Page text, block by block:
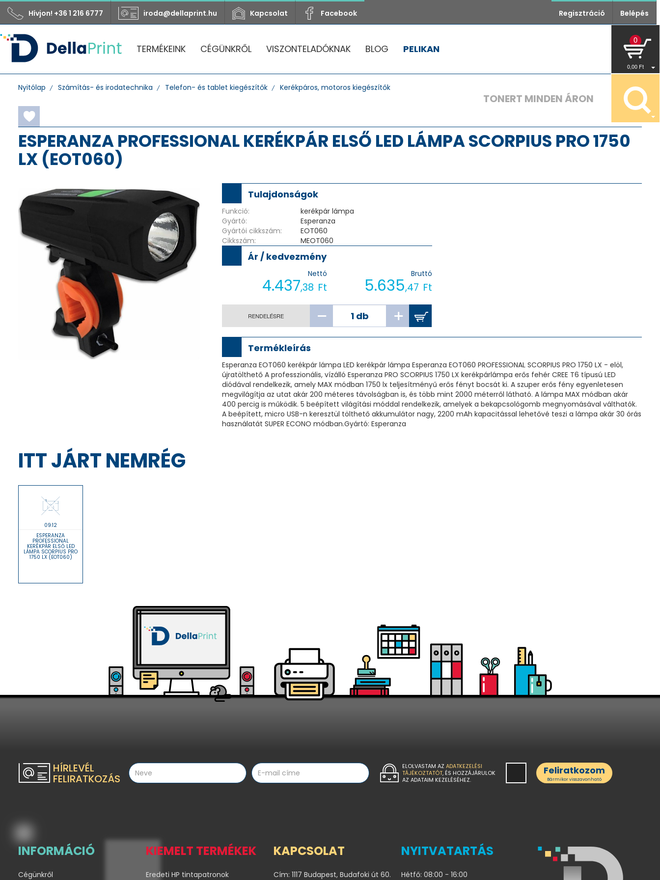
Hívjon! +36 1 216 6777 iroda@dellaprint.hu Kapcsolat Facebook Regisztráció Belépés
TERMÉKEINK CÉGÜNKRŐL VISZONTELADÓKNAK BLOG PELIKAN
0
0,00 Ft
TONERT MINDEN ÁRON
Nyitólap Számítás- és irodatechnika Telefon- és tablet kiegészítők Kerékpáros, motoros kiegészítők
ESPERANZA PROFESSIONAL KERÉKPÁR ELSŐ LED LÁMPA SCORPIUS PRO 1750
LX (EOT060)
Tulajdonságok
Funkció:
kerékpár lámpa
Gyártó:
Esperanza
Gyártói cikkszám:
EOT060
Cikkszám:
MEOT060
Ár / kedvezmény
Nettó
4.437,38 Ft
Bruttó
5.635,47 Ft
RENDELÉSRE
Termékleírás
Esperanza EOT060 kerékpár lámpa LED kerékpár lámpa Esperanza EOT060 PROFESSIONAL SCORPIUS PRO 1750 LX - elöl,
újratölthető A professzionális, vízálló Esperanza PRO SCORPIUS 1750 LX kerékpárlámpa erős fehér CREE T6 típusú LED
diódával rendelkezik, amely MAX módban 1750 lx teljesítményű erős fényt bocsát ki. A szuper erős fény egyenletesen
megvilágítja az utat akár 200 méteres távolságban is, és több mint 2000 méterről látható. A lámpa MAX módban akár
400 percig is működik. 5 beépített világítási móddal rendelkezik, amelyek a bekapcsológomb megnyomásával válthatók.
A beépített, micro USB-n keresztül tölthető akkumulátor nagy, 2200 mAh kapacitással lehetővé teszi a lámpa akár 30 órás
használatát SUPER ECONO módban.Gyártó: Esperanza
ITT JÁRT NEMRÉG
09:12
ESPERANZA
PROFESSIONAL
KERÉKPÁR ELSŐ LED
LÁMPA SCORPIUS PRO
1750 LX (EOT060)
HÍRLEVÉL
FELIRATKOZÁS
ELOLVASTAM AZ ADATKEZELÉSI
TÁJÉKOZTATÓT, ÉS HOZZÁJÁRULOK
AZ ADATAIM KEZELÉSÉHEZ.
Feliratkozom
Bármikor visszavonható
INFORMÁCIÓ
Cégünkről
KIEMELT TERMÉKEK
Eredeti HP tintapatronok
KAPCSOLAT
Cím: 1117 Budapest, Budafoki út 60.
NYITVATARTÁS
Hétfő: 08:00 - 16:00